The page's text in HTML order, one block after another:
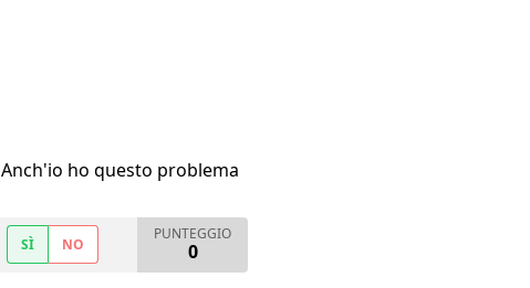
Anch'io ho questo problema
SÌ NO
PUNTEGGIO
0